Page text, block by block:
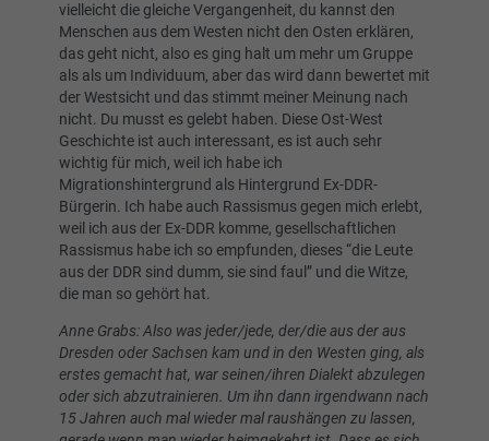
vielleicht die gleiche Vergangenheit, du kannst den
Menschen aus dem Westen nicht den Osten erklären,
das geht nicht, also es ging halt um mehr um Gruppe
als als um Individuum, aber das wird dann bewertet mit
der Westsicht und das stimmt meiner Meinung nach
nicht. Du musst es gelebt haben. Diese Ost-West
Geschichte ist auch interessant, es ist auch sehr
wichtig für mich, weil ich habe ich
Migrationshintergrund als Hintergrund Ex-DDR-
Bürgerin. Ich habe auch Rassismus gegen mich erlebt,
weil ich aus der Ex-DDR komme, gesellschaftlichen
Rassismus habe ich so empfunden, dieses “die Leute
aus der DDR sind dumm, sie sind faul” und die Witze,
die man so gehört hat.
Anne Grabs: Also was jeder/jede, der/die aus der aus
Dresden oder Sachsen kam und in den Westen ging, als
erstes gemacht hat, war seinen/ihren Dialekt abzulegen
oder sich abzutrainieren. Um ihn dann irgendwann nach
15 Jahren auch mal wieder mal raushängen zu lassen,